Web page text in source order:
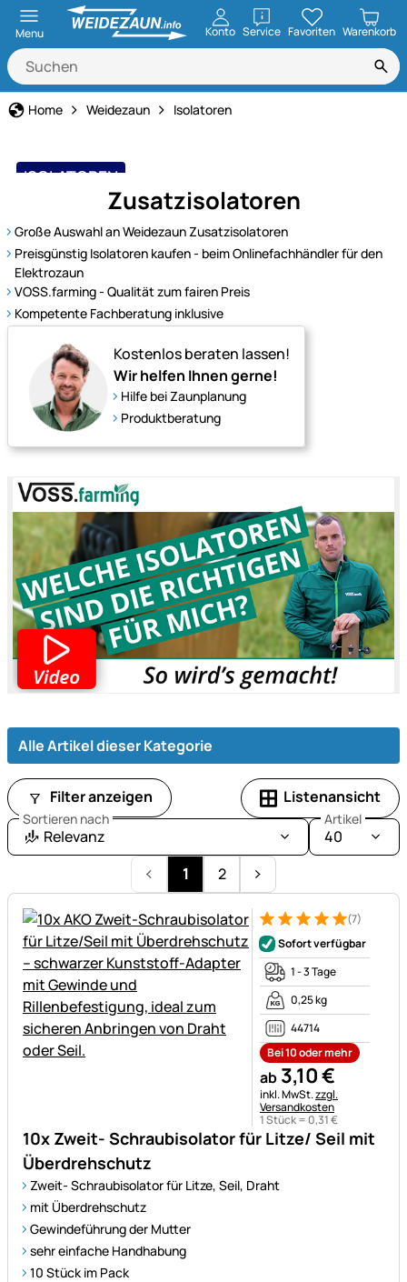
Menu Konto ServiceöffnenFavoriten Warenkorb
Home Weidezaun Isolatoren
ISOLATOREN
bewährt und belastbarZusatzisolatoren
Große Auswahl an Weidezaun Zusatzisolatoren
Preisgünstig Isolatoren kaufen - beim Onlinefachhändler für den
Elektrozaun
VOSS.farming - Qualität zum fairen Preis
Kompetente Fachberatung inklusive
Kostenlos beraten lassen!
Wir helfen Ihnen gerne!
Hilfe bei Zaunplanung
Produktberatung
Alle Artikel dieser Kategorie
Filter anzeigen Listenansicht
Sortieren nach
Relevanz
Artikel
40
1
2
10x Zweit- Schraubisolator für Litze/ Seil mit
Überdrehschutz
Zweit- Schraubisolator für Litze, Seil, Draht
mit Überdrehschutz
Gewindeführung der Mutter
sehr einfache Handhabung
10 Stück im Pack
Bewertung: 5 von 5 (7
7 Bewertungen
(7)
Sofort verfügbar
1 - 3 Tage
0,25 kg
44714
Bei 10 oder mehr
ab 3,10€
Steuerhinweis:
inkl. MwSt.zzgl.
Versandkosten
1 Stück = 0,31€